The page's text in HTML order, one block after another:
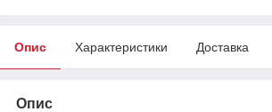
Опис Характеристики Доставка
Опис